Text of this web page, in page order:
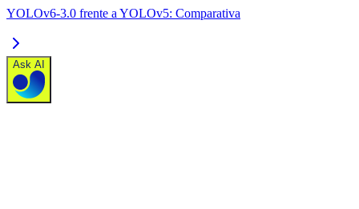
YOLOv6-3.0 frente a YOLOv5: Comparativa
Ask AI